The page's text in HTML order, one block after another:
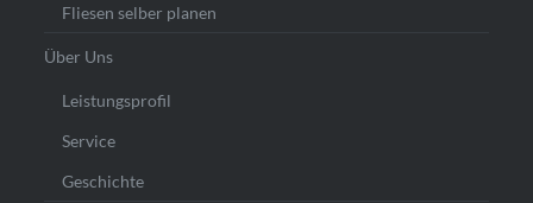
Fliesen selber planen
Über Uns
Leistungsprofil
Service
Geschichte